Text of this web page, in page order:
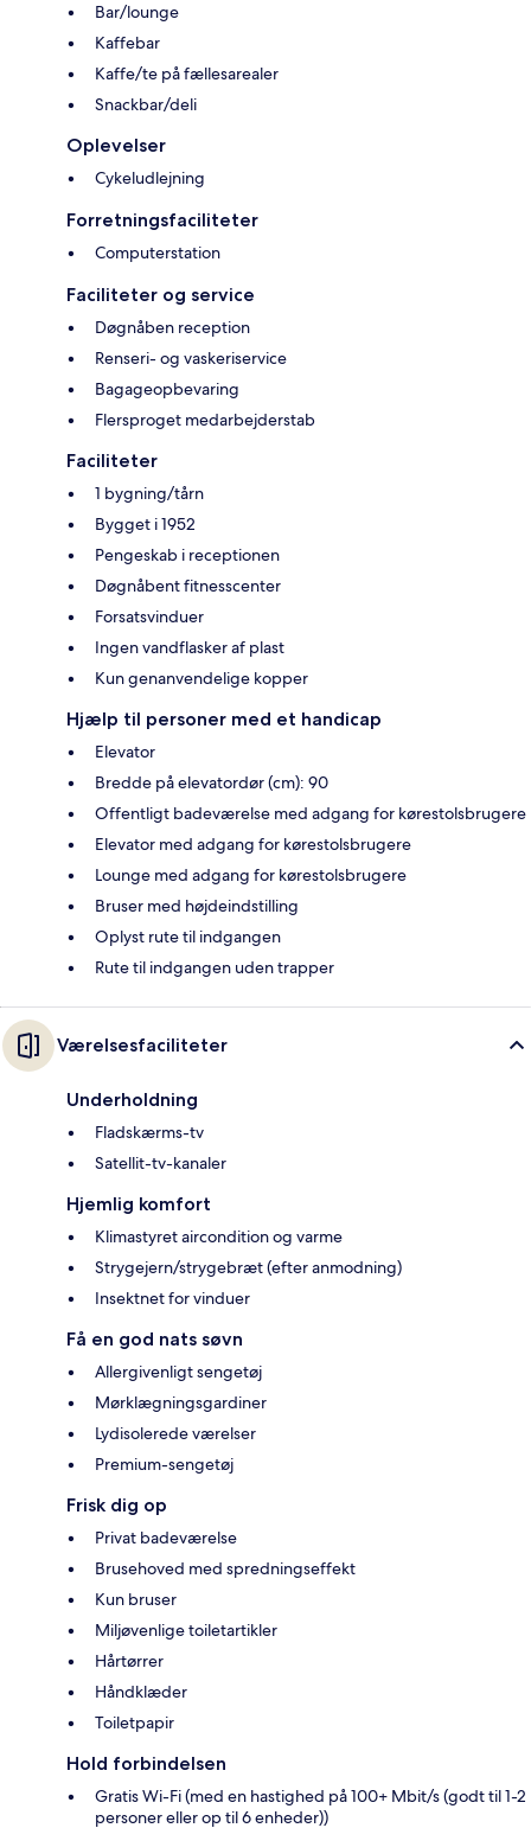
Bar/lounge
Kaffebar
Kaffe/te på fællesarealer
Snackbar/deli
Oplevelser
Cykeludlejning
Forretningsfaciliteter
Computerstation
Faciliteter og service
Døgnåben reception
Renseri- og vaskeriservice
Bagageopbevaring
Flersproget medarbejderstab
Faciliteter
1 bygning/tårn
Bygget i 1952
Pengeskab i receptionen
Døgnåbent fitnesscenter
Forsatsvinduer
Ingen vandflasker af plast
Kun genanvendelige kopper
Hjælp til personer med et handicap
Elevator
Bredde på elevatordør (cm): 90
Offentligt badeværelse med adgang for kørestolsbrugere
Elevator med adgang for kørestolsbrugere
Lounge med adgang for kørestolsbrugere
Bruser med højdeindstilling
Oplyst rute til indgangen
Rute til indgangen uden trapper
Værelsesfaciliteter
Underholdning
Fladskærms-tv
Satellit-tv-kanaler
Hjemlig komfort
Klimastyret aircondition og varme
Strygejern/strygebræt (efter anmodning)
Insektnet for vinduer
Få en god nats søvn
Allergivenligt sengetøj
Mørklægningsgardiner
Lydisolerede værelser
Premium-sengetøj
Frisk dig op
Privat badeværelse
Brusehoved med spredningseffekt
Kun bruser
Miljøvenlige toiletartikler
Hårtørrer
Håndklæder
Toiletpapir
Hold forbindelsen
Gratis Wi-Fi (med en hastighed på 100+ Mbit/s (godt til 1-2
personer eller op til 6 enheder))